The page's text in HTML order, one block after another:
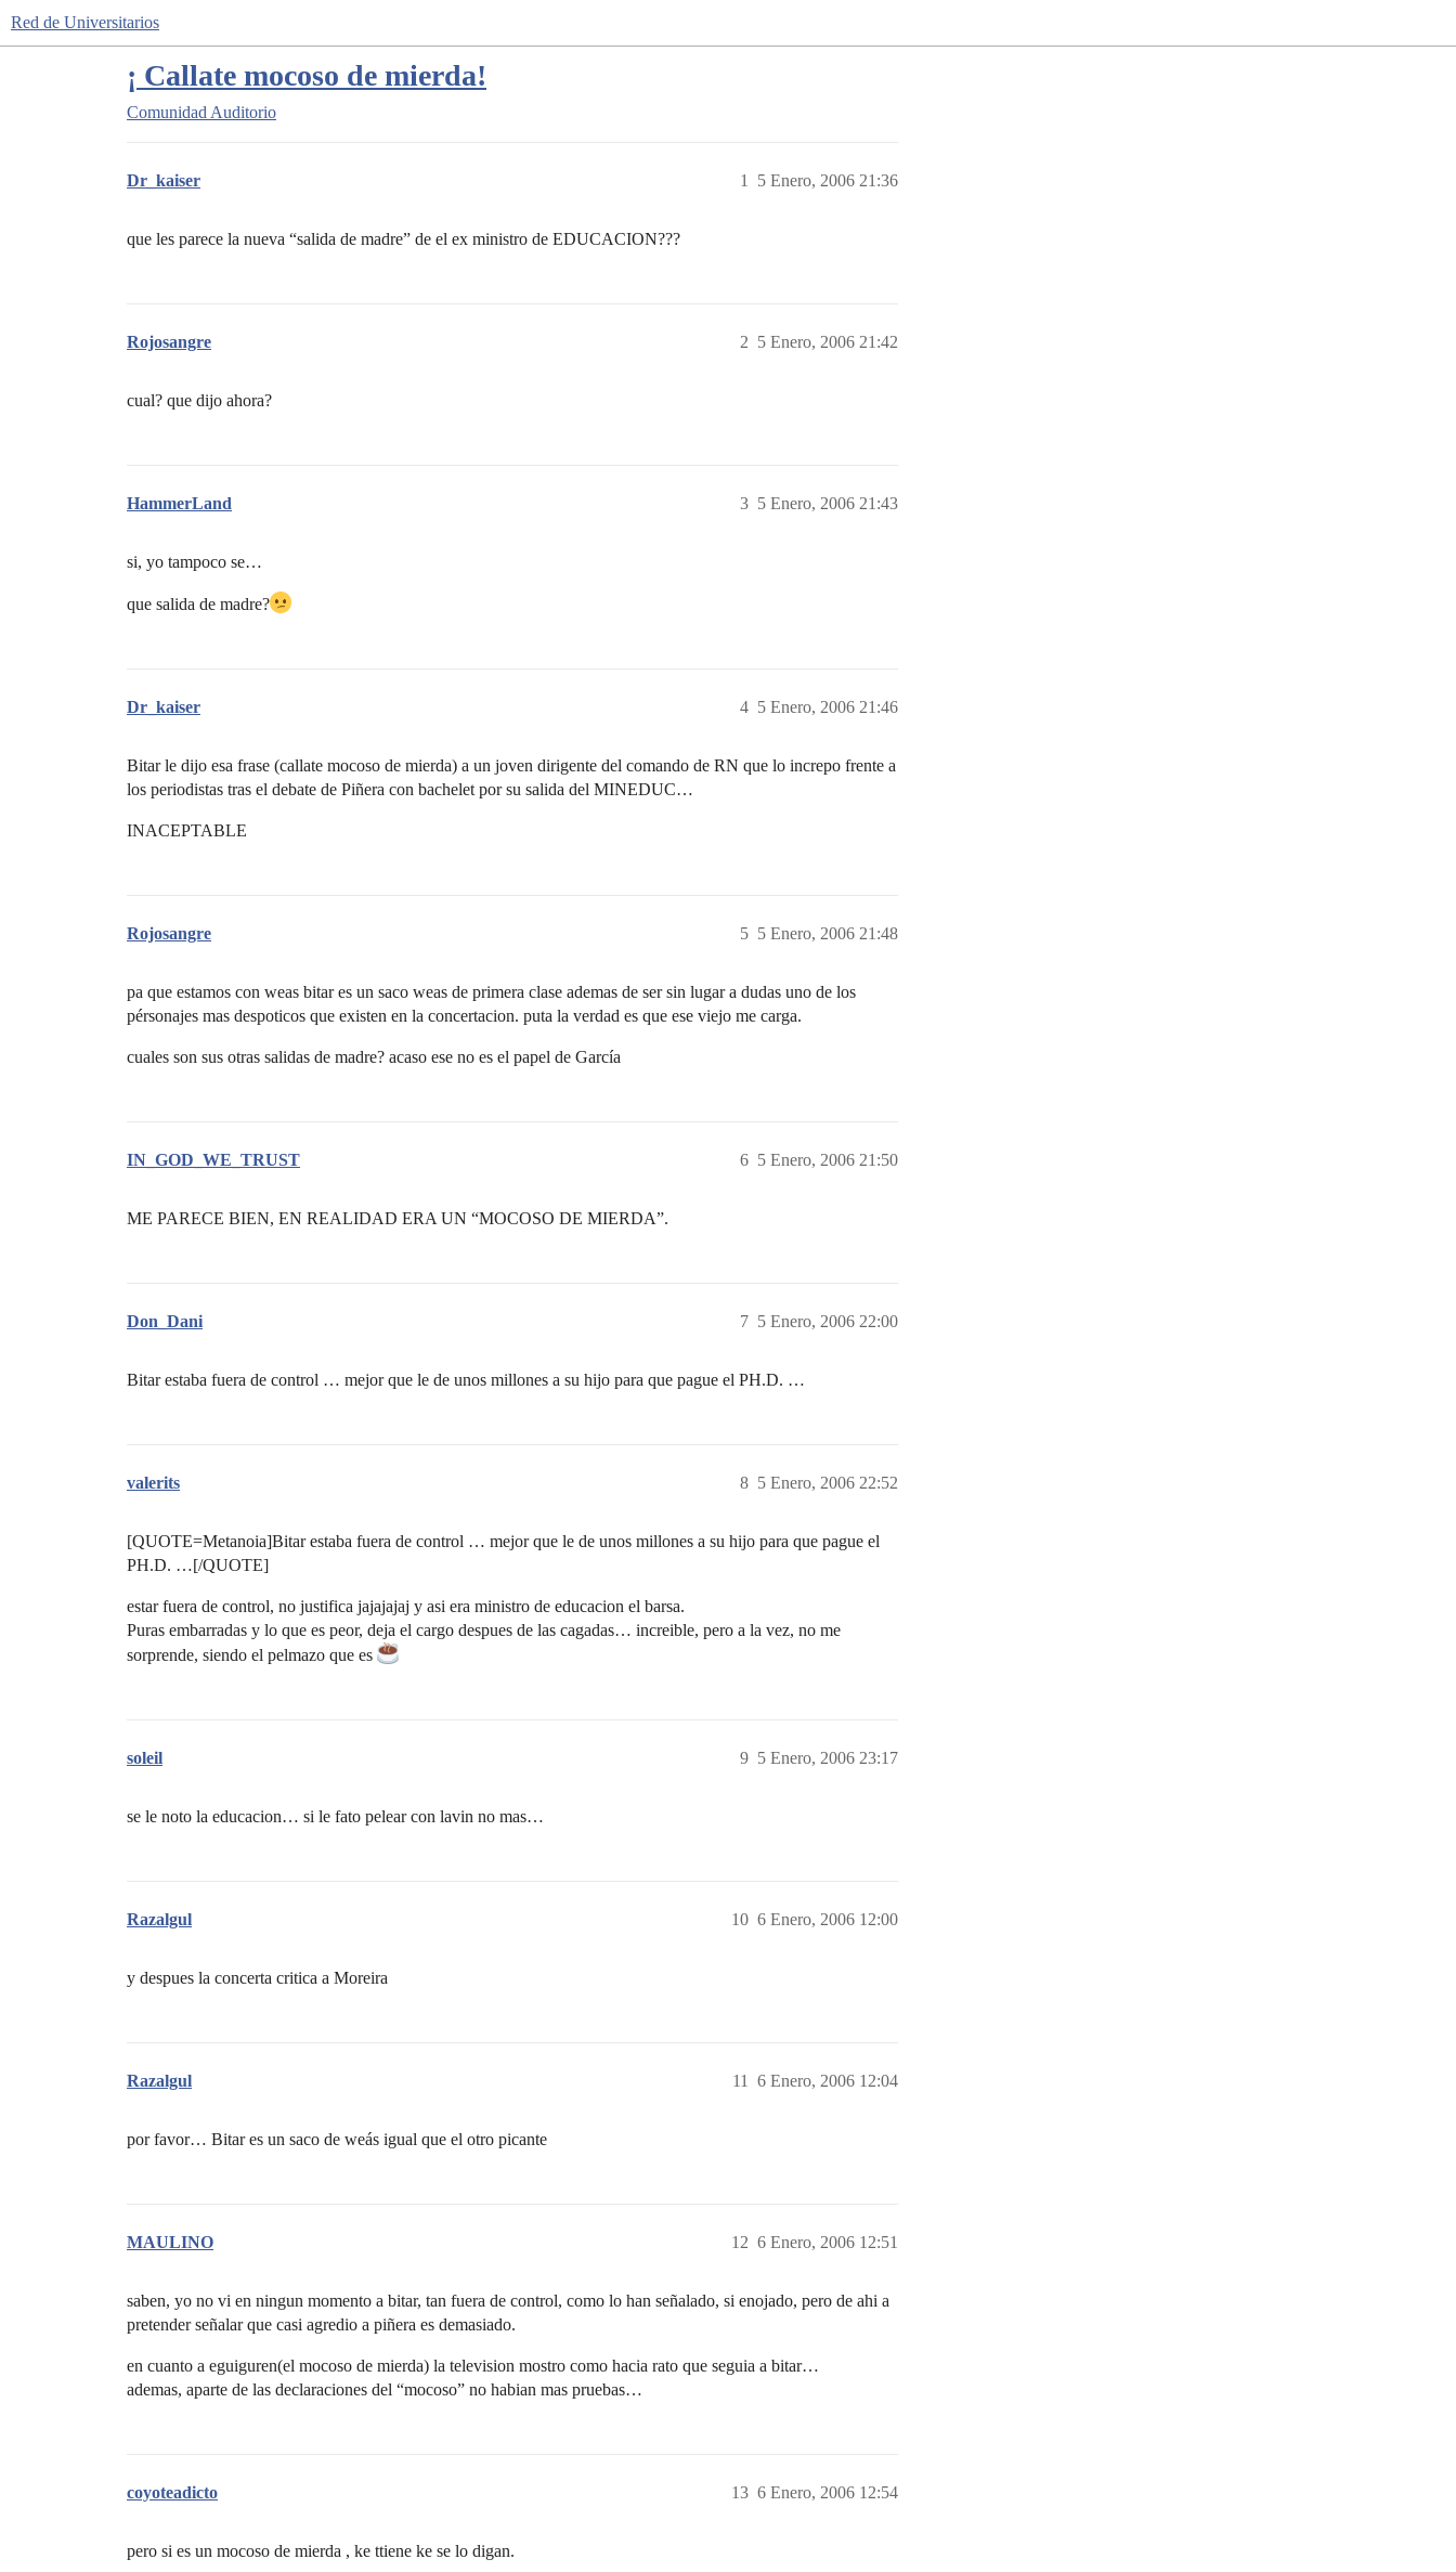
Red de Universitarios
¡ Callate mocoso de mierda!
Comunidad Auditorio
Dr_kaiser 5 Enero, 2006 21:36
1
que les parece la nueva “salida de madre” de el ex ministro de EDUCACION???
Rojosangre 5 Enero, 2006 21:42
2
cual? que dijo ahora?
HammerLand 5 Enero, 2006 21:43
3
si, yo tampoco se…
que salida de madre?
Dr_kaiser 5 Enero, 2006 21:46
4
Bitar le dijo esa frase (callate mocoso de mierda) a un joven dirigente del comando de RN que lo increpo frente a
los periodistas tras el debate de Piñera con bachelet por su salida del MINEDUC…
INACEPTABLE
Rojosangre 5 Enero, 2006 21:48
5
pa que estamos con weas bitar es un saco weas de primera clase ademas de ser sin lugar a dudas uno de los
pérsonajes mas despoticos que existen en la concertacion. puta la verdad es que ese viejo me carga.
cuales son sus otras salidas de madre? acaso ese no es el papel de García
IN_GOD_WE_TRUST 5 Enero, 2006 21:50
6
ME PARECE BIEN, EN REALIDAD ERA UN “MOCOSO DE MIERDA”.
Don_Dani 5 Enero, 2006 22:00
7
Bitar estaba fuera de control … mejor que le de unos millones a su hijo para que pague el PH.D. …
valerits 5 Enero, 2006 22:52
8
[QUOTE=Metanoia]Bitar estaba fuera de control … mejor que le de unos millones a su hijo para que pague el
PH.D. …[/QUOTE]
estar fuera de control, no justifica jajajajaj y asi era ministro de educacion el barsa.
Puras embarradas y lo que es peor, deja el cargo despues de las cagadas… increible, pero a la vez, no me
sorprende, siendo el pelmazo que es
soleil 5 Enero, 2006 23:17
9
se le noto la educacion… si le fato pelear con lavin no mas…
Razalgul 6 Enero, 2006 12:00
10
y despues la concerta critica a Moreira
Razalgul 6 Enero, 2006 12:04
11
por favor… Bitar es un saco de weás igual que el otro picante
MAULINO 6 Enero, 2006 12:51
12
saben, yo no vi en ningun momento a bitar, tan fuera de control, como lo han señalado, si enojado, pero de ahi a
pretender señalar que casi agredio a piñera es demasiado.
en cuanto a eguiguren(el mocoso de mierda) la television mostro como hacia rato que seguia a bitar…
ademas, aparte de las declaraciones del “mocoso” no habian mas pruebas…
coyoteadicto 6 Enero, 2006 12:54
13
pero si es un mocoso de mierda , ke ttiene ke se lo digan.